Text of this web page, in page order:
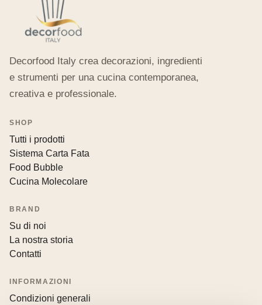
Decorfood Italy crea decorazioni, ingredienti
e strumenti per una cucina contemporanea,
creativa e professionale.
SHOP
Tutti i prodotti
Sistema Carta Fata
Food Bubble
Cucina Molecolare
BRAND
Su di noi
La nostra storia
Contatti
INFORMAZIONI
Condizioni generali